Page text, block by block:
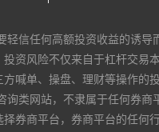
信任何高额投资收益的诱
资风险不仅来自于杠杆交
喊单、操盘、理财等操作
类网站，不隶属于任何券
券商平台，券商平台的任何